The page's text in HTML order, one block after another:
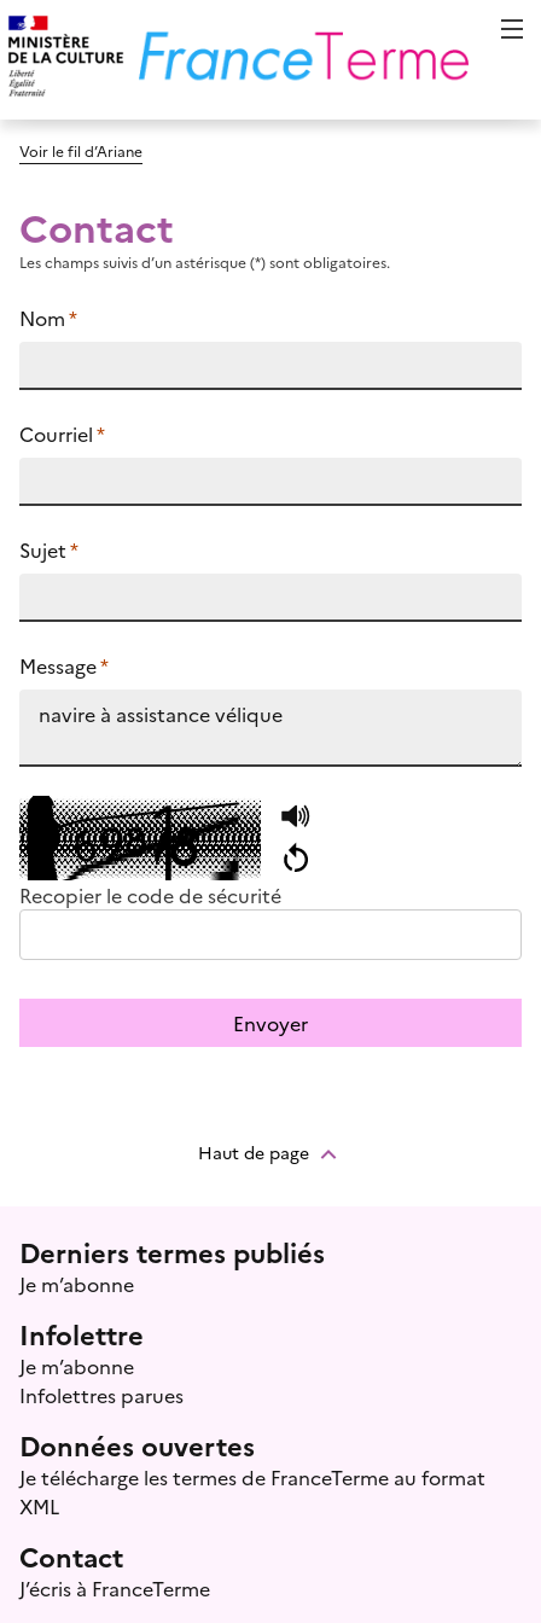
Voir le fil d’Ariane
Contact
Les champs suivis d’un astérisque (*) sont obligatoires.
Nom*
Courriel*
Sujet*
Message*
Recopier le code de sécurité
Envoyer
Haut de page
Menu prefooter
Derniers termes publiés
Je m’abonne
Infolettre
Je m’abonne
Infolettres parues
Données ouvertes
Je télécharge les termes de FranceTerme au format
XML
Contact
J’écris à FranceTerme